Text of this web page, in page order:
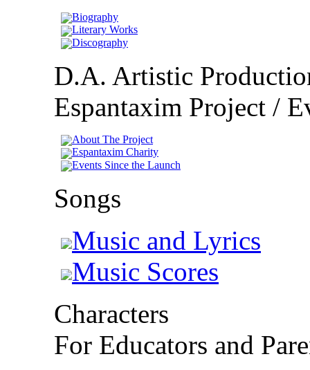
Biography
Literary Works
Discography
D.A. Artistic
Espantaxim Project /
About The Project
Espantaxim Charity
Events Since the Launch
Songs
Music and Lyrics
Music Scores
Characters
For Educators and